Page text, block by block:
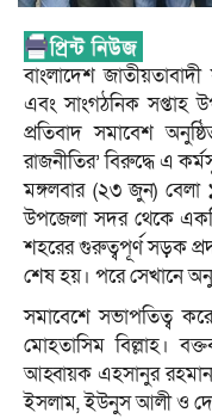
বাংলাদেশ
এবং সাংগঠনিক সপ্তাহ
প্রতিবাদ সমাবেশ
রাজনীতির’ বিরুদ্ধে এ
মঙ্গলবার (২৩ জুন)
উপজেলা সদর থেকে
শহরের গুরুত্বপূর্ণ সড়ক
শেষ হয়। পরে সেখানে
সমাবেশে সভাপতিত্ব
মোহতাসিম বিল্লাহ।
আহ্বায়ক এহসানুর
ইসলাম, ইউনুস আলী ও